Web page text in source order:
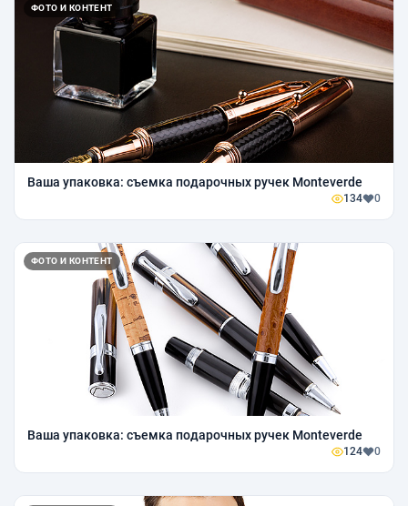
ФОТО И КОНТЕНТ
Ваша упаковка: съемка подарочных ручек Monteverde
134 0
ФОТО И КОНТЕНТ
Ваша упаковка: съемка подарочных ручек Monteverde
124 0